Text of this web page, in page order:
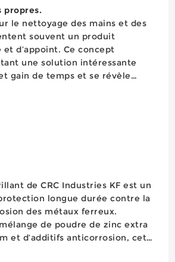
propres.
le nettoyage des mains et des
souvent un produit
d’appoint. Ce concept
une solution intéressante
gain de temps et se révèle
de CRC Industries KF est un
longue durée contre la
des métaux ferreux.
de poudre de zinc extra
et d’additifs anticorrosion, cette